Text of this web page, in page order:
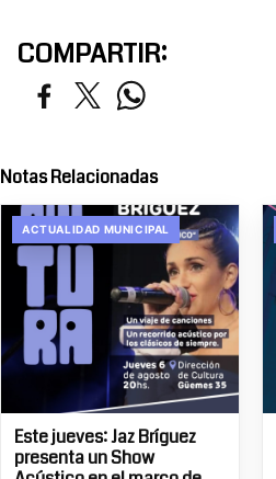
COMPARTIR:
Notas Relacionadas
ACTUALIDAD MUNICIPAL
Este jueves: Jaz Bríguez
presenta un Show